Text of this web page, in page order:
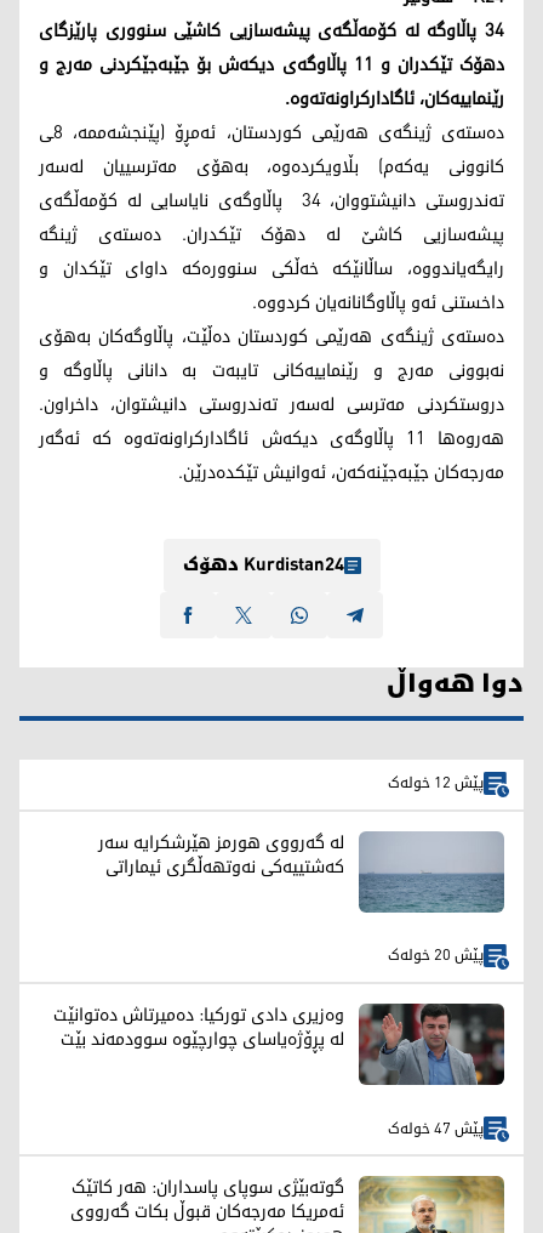
٣٤ پاڵاوگە لە کۆمەڵگەی پیشەسازیی کاشێی سنووری پارێزگای
دهۆک تێکدران و ١١ پاڵاوگەی دیکەش بۆ جێبەجێکردنی مەرج و
رێنماییەکان، ئاگادارکراونەتەوە.
دەستەی ژینگەی هەرێمی کوردستان، ئەمڕۆ (پێنجشەممە، ٨ـی
کانوونی یەکەم) بڵاویکردەوە، بەهۆی مەترسییان لەسەر
تەندروستی دانیشتووان، 34 پاڵاوگەی نایاسایی لە کۆمەڵگەی
پیشەسازیی کاشێ لە دهۆک تێکدران. دەستەی ژینگە
رایگەیاندووە، ساڵانێکە خەڵكی سنوورەکە داوای تێکدان و
داخستنی ئەو پاڵاوگانانەیان کردووە.
دەستەی ژینگەی هەرێمی کوردستان دەڵێت، پاڵاوگەکان بەهۆی
نەبوونی مەرج و رێنماییەکانی تایبەت بە دانانی پاڵاوگە و
دروستکردنی مەترسی لەسەر تەندروستی دانیشتوان، داخراون.
هەروەها 11 پاڵاوگەی دیکەش ئاگادارکراونەتەوە کە ئەگەر
مەرجەکان جێبەجێنەکەن، ئەوانیش تێکدەدرێن.
Kurdistan24 دهۆک
دوا هەواڵ
پێش 12 خولەک
لە گەرووی هورمز هێرشکرایە سەر
کەشتییەکی نەوتهەڵگری ئیماراتی
پێش 20 خولەک
وەزیری دادی تورکیا: دەمیرتاش دەتوانێت
لە پڕۆژەیاسای چوارچێوە سوودمەند بێت
پێش 47 خولەک
گوتەبێژی سوپای پاسداران: هەر کاتێک
ئەمریکا مەرجەکان قبوڵ بکات گەرووی